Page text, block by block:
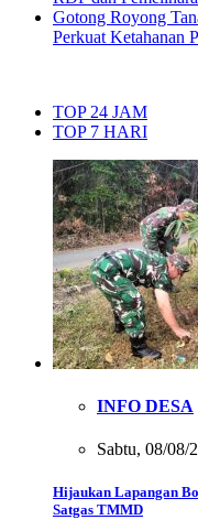
Gotong Royong
Perkuat Ketahanan
TOP 24 JAM
TOP 7 HARI
INFO DESA
Sabtu, 08/08/
Hijaukan Lapangan
Satgas TMMD